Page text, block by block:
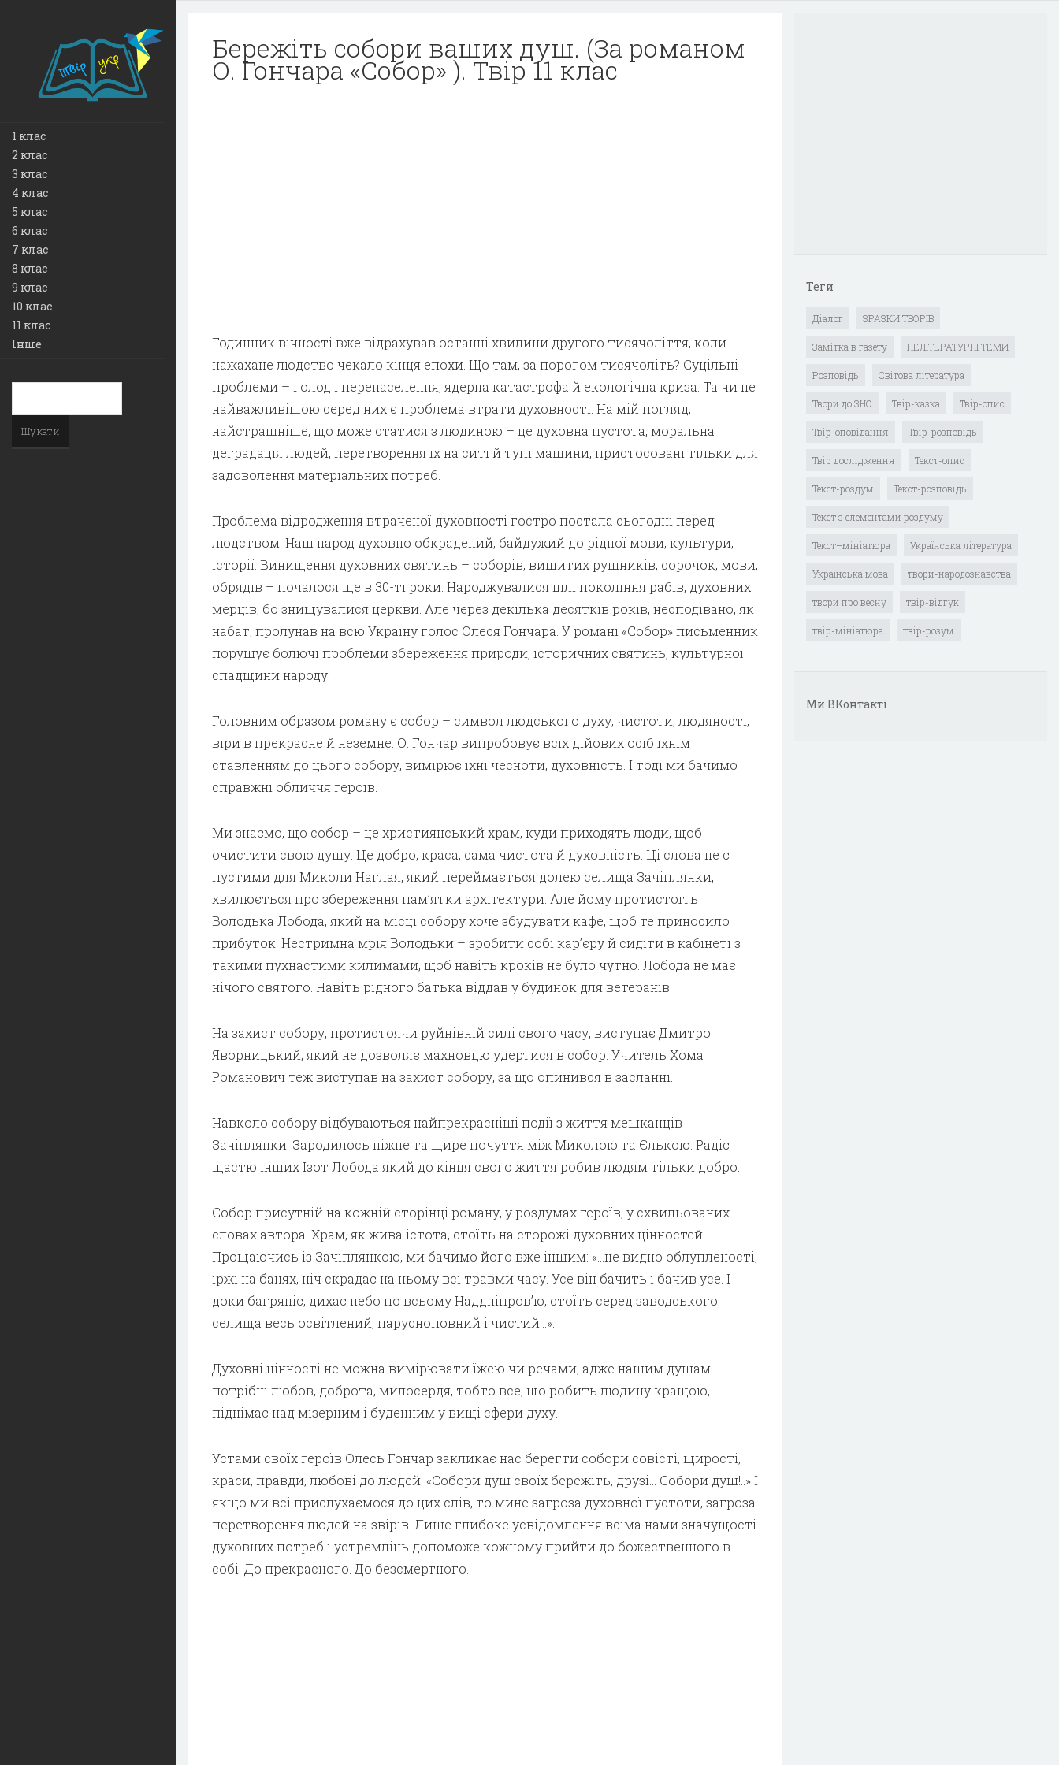
1 клас
2 клас
3 клас
4 клас
5 клас
6 клас
7 клас
8 клас
9 клас
10 клас
11 клас
Інше
Бережіть собори ваших душ. (За романом
О. Гончара «Собор» ). Твір 11 клас
Годинник вічності вже відрахував останні хвилини другого тисячоліття, коли
нажахане людство чекало кінця епохи. Що там, за порогом тисячоліть? Суцільні
проблеми – голод і перенаселення, ядерна катастрофа й екологічна криза. Та чи не
найважливішою серед них є проблема втрати духовності. На мій погляд,
найстрашніше, що може статися з людиною – це духовна пустота, моральна
деградація людей, перетворення їх на ситі й тупі машини, пристосовані тільки для
задоволення матеріальних потреб.
Проблема відродження втраченої духовності гостро постала сьогодні перед
людством. Наш народ духовно обкрадений, байдужий до рідної мови, культури,
історії. Винищення духовних святинь – соборів, вишитих рушників, сорочок, мови,
обрядів – почалося ще в 30-ті роки. Народжувалися цілі покоління рабів, духовних
мерців, бо знищувалися церкви. Але через декілька десятків років, несподівано, як
набат, пролунав на всю Україну голос Олеся Гончара. У романі «Собор» письменник
порушує болючі проблеми збереження природи, історичних святинь, культурної
спадщини народу.
Головним образом роману є собор – символ людського духу, чистоти, людяності,
віри в прекрасне й неземне. О. Гончар випробовує всіх дійових осіб їхнім
ставленням до цього собору, вимірює їхні чесноти, духовність. І тоді ми бачимо
справжні обличчя героїв.
Ми знаємо, що собор – це християнський храм, куди приходять люди, щоб
очистити свою душу. Це добро, краса, сама чистота й духовність. Ці слова не є
пустими для Миколи Наглая, який переймається долею селища Зачіплянки,
хвилюється про збереження пам’ятки архітектури. Але йому протистоїть
Володька Лобода, який на місці собору хоче збудувати кафе, щоб те приносило
прибуток. Нестримна мрія Володьки – зробити собі кар’єру й сидіти в кабінеті з
такими пухнастими килимами, щоб навіть кроків не було чутно. Лобода не має
нічого святого. Навіть рідного батька віддав у будинок для ветеранів.
На захист собору, протистоячи руйнівній силі свого часу, виступає Дмитро
Яворницький, який не дозволяє махновцю удертися в собор. Учитель Хома
Романович теж виступав на захист собору, за що опинився в засланні.
Навколо собору відбуваються найпрекрасніші події з життя мешканців
Зачіплянки. Зародилось ніжне та щире почуття між Миколою та Єлькою. Радіє
щастю інших Ізот Лобода який до кінця свого життя робив людям тільки добро.
Собор присутній на кожній сторінці роману, у роздумах героїв, у схвильованих
словах автора. Храм, як жива істота, стоїть на сторожі духовних цінностей.
Прощаючись із Зачіплянкою, ми бачимо його вже іншим: «…не видно облупленості,
іржі на банях, ніч скрадає на ньому всі травми часу. Усе він бачить і бачив усе. І
доки багряніє, дихає небо по всьому Наддніпров’ю, стоїть серед заводського
селища весь освітлений, парусноповний і чистий…».
Духовні цінності не можна вимірювати їжею чи речами, адже нашим душам
потрібні любов, доброта, милосердя, тобто все, що робить людину кращою,
піднімає над мізерним і буденним у вищі сфери духу.
Устами своїх героїв Олесь Гончар закликає нас берегти собори совісті, щирості,
краси, правди, любові до людей: «Собори душ своїх бережіть, друзі… Собори душ!..» І
якщо ми всі прислухаємося до цих слів, то мине загроза духовної пустоти, загроза
перетворення людей на звірів. Лише глибоке усвідомлення всіма нами значущості
духовних потреб і устремлінь допоможе кожному прийти до божественного в
собі. До прекрасного. До безсмертного.
Теги
Діалог ЗРАЗКИ ТВОРІВ
Замітка в газету НЕЛІТЕРАТУРНІ ТЕМИ
Розповідь Світова література
Твори до ЗНО Твір-казка Твір-опис
Твір-оповідання Твір-розповідь
Твір дослідження Текст-опис
Текст-роздум Текст-розповідь
Текст з елементами роздуму
Текст–мініатюра Українська література
Українська мова твори-народознавства
твори про весну твір-відгук
твір-мініатюра твір-розум
Ми ВКонтакті